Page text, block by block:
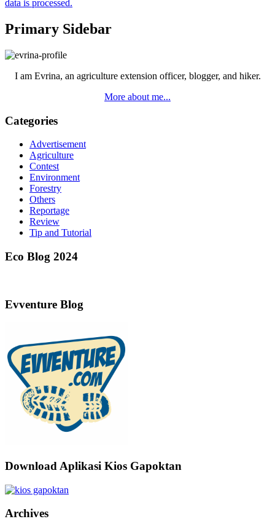
data is processed.
Primary Sidebar
I am Evrina, an agriculture extension officer, blogger, and hiker.
More about me...
Categories
Advertisement
Agriculture
Contest
Environment
Forestry
Others
Reportage
Review
Tip and Tutorial
Eco Blog 2024
Evventure Blog
Download Aplikasi Kios Gapoktan
Archives